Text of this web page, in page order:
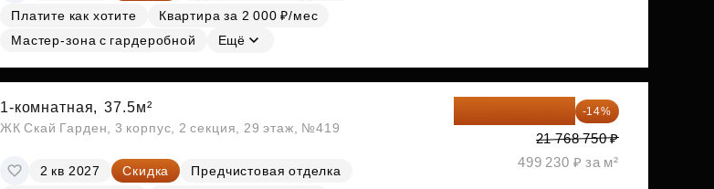
Платите как хотите
Квартира за 2 000 ₽/мес
Мастер-зона с гардеробной
Ещё
1-комнатная, 37.5м²
ЖК Скай Гарден, 3 корпус, 2 секция, 29 этаж, №419
2 кв 2027 Скидка
Предчистовая отделка
-14%
21 768 750 ₽
499 230 ₽ за м²